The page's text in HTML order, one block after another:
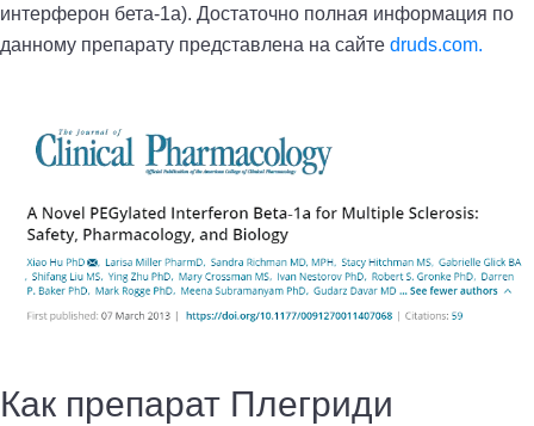
интерферон бета-1а). Достаточно полная информация по
данному препарату представлена на сайте druds.com.
Как препарат Плегриди